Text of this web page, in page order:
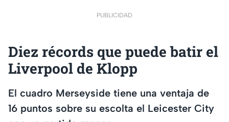
PUBLICIDAD
Diez récords que puede batir el
Liverpool de Klopp
El cuadro Merseyside tiene una ventaja de
16 puntos sobre su escolta el Leicester City